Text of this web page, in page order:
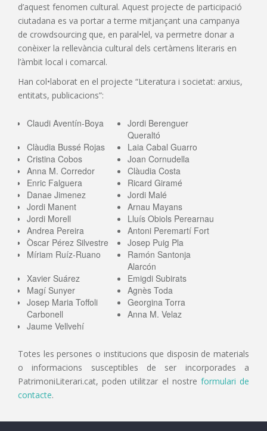
d’aquest fenomen cultural. Aquest projecte de participació
ciutadana es va portar a terme mitjançant una campanya
de crowdsourcing que, en paral•lel, va permetre donar a
conèixer la rellevància cultural dels certàmens literaris en
l’àmbit local i comarcal.
Han col•laborat en el projecte “Literatura i societat: arxius,
entitats, publicacions”:
Claudi Aventín-Boya
Jordi Berenguer
Queraltó
Clàudia Bussé Rojas
Laia Cabal Guarro
Cristina Cobos
Joan Cornudella
Anna M. Corredor
Clàudia Costa
Enric Falguera
Ricard Giramé
Danae Jimenez
Jordi Malé
Jordi Manent
Arnau Mayans
Jordi Morell
Lluís Obiols Perearnau
Andrea Pereira
Antoni Peremartí Fort
Òscar Pérez Silvestre
Josep Puig Pla
Míriam Ruíz-Ruano
Ramón Santonja
Alarcón
Xavier Suárez
Emigdi Subirats
Magí Sunyer
Agnès Toda
Josep Maria Toffoli
Carbonell
Georgina Torra
Anna M. Velaz
Jaume Vellvehí
Totes les persones o institucions que disposin de materials
o informacions susceptibles de ser incorporades a
PatrimoniLiterari.cat, poden utilitzar el nostre formulari de
contacte.